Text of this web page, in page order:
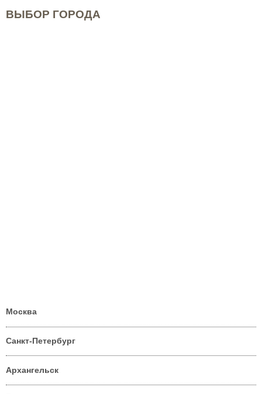
ВЫБОР ГОРОДА
Москва
Санкт-Петербург
Архангельск